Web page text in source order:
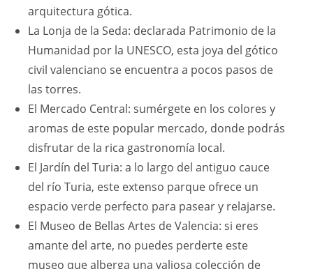
arquitectura gótica.
La Lonja de la Seda: declarada Patrimonio de la
Humanidad por la UNESCO, esta joya del gótico
civil valenciano se encuentra a pocos pasos de
las torres.
El Mercado Central: sumérgete en los colores y
aromas de este popular mercado, donde podrás
disfrutar de la rica gastronomía local.
El Jardín del Turia: a lo largo del antiguo cauce
del río Turia, este extenso parque ofrece un
espacio verde perfecto para pasear y relajarse.
El Museo de Bellas Artes de Valencia: si eres
amante del arte, no puedes perderte este
museo que alberga una valiosa colección de